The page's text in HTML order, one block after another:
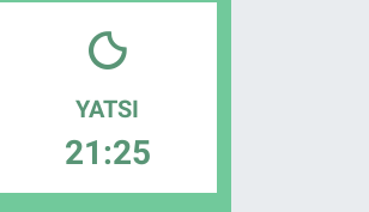
YATSI
21:25